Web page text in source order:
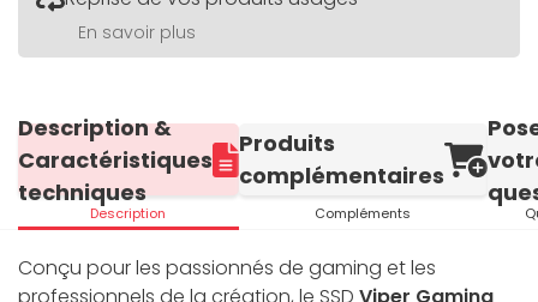
En savoir plus
Description &
Caractéristiques
techniques
Description
Produits
complémentaires
Compléments
Conçu pour les passionnés de gaming et les